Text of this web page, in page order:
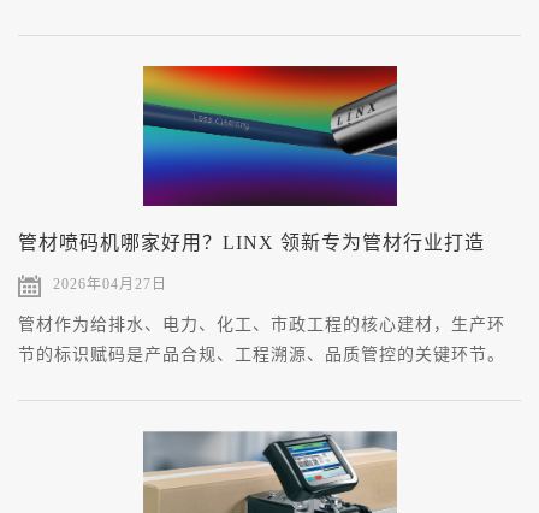
管材喷码机哪家好用？LINX 领新专为管材行业打造
2026年04月27日
管材作为给排水、电力、化工、市政工程的核心建材，生产环
节的标识赋码是产品合规、工程溯源、品质管控的关键环节。